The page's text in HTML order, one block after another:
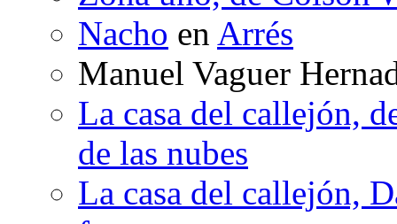
Nacho en Arrés
Manuel Vaguer
La casa del callejón,
de las nubes
La casa del callejón,